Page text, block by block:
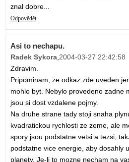
znal dobre...
Odpovědět
Asi to nechapu.
Radek Sykora,2004-03-27 22:42:58
Zdravim.
Pripominam, ze odkaz zde uveden
mohlo byt. Nebylo provedeno zadne
jsou si dost vzdalene pojmy.
Na druhe strane tady stoji snaha
kvadratickou rychlosti ze zeme, ale
spory jsou podstatne vetsi a tezsi,
podstatne vice energie, aby dosahly
planety. Je-li to mozne necham na